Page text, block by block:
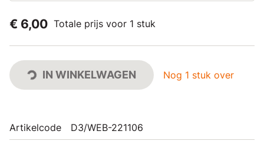
€ 6,00 Totale prijs voor 1 stuk
IN WINKELWAGEN Nog 1 stuk over
Artikelcode D3/WEB-221106